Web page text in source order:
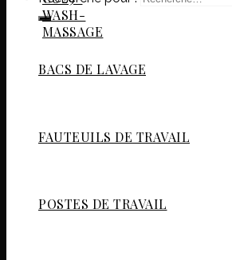
BACS DE LAVAGE
FAUTEUILS DE TRAVAIL
POSTES DE TRAVAIL